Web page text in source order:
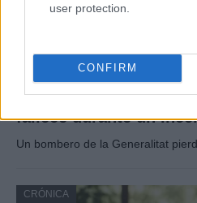
user protection.
CONFIRM
Tragedia en Santa
fallece durante un
Un bombero de la Generalitat
CRÓNICA